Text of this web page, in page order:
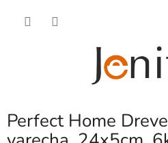
Perfect Home